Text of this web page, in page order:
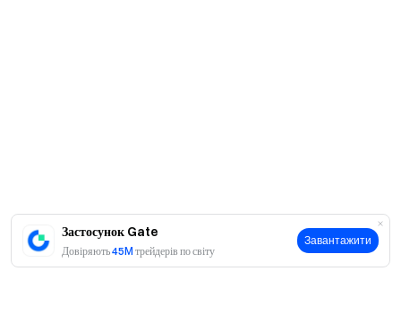
Застосунок Gate
Довіряють45M трейдерів по світу
Завантажити